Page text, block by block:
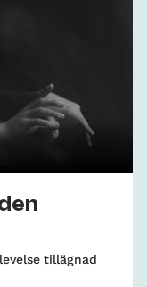
tillägnad